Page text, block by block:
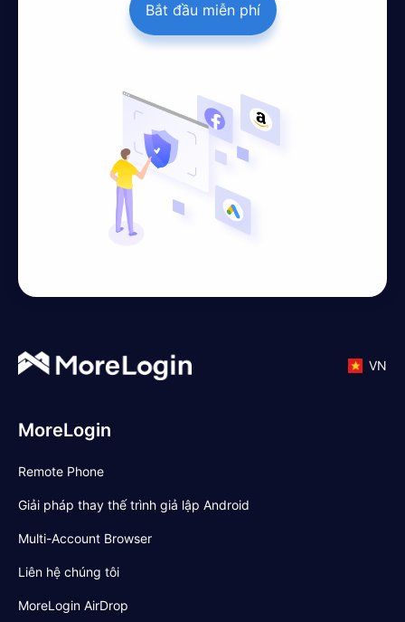
Bắt đầu miễn phí
VN
MoreLogin
Remote Phone
Giải pháp thay thế trình giả lập Android
Multi-Account Browser
Liên hệ chúng tôi
MoreLogin AirDrop